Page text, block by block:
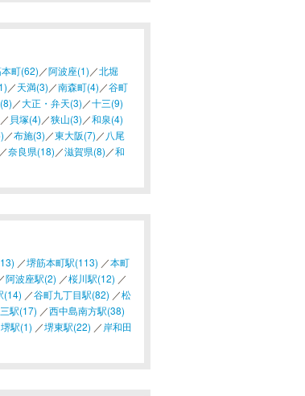
町(62) ／阿波座(1) ／北堀
／天満(3) ／南森町(4) ／谷町
／大正・弁天(3) ／十三(9)
／ 貝塚(4) ／狭山(3) ／和泉(4)
／布施(3) ／東大阪(7) ／ 八尾
／奈良県(18) ／滋賀県(8) ／和
／堺筋本町駅(113) ／本町
阿波座駅(2) ／桜川駅(12) ／
(14) ／谷町九丁目駅(82) ／松
駅(17) ／西中島南方駅(38)
堺駅(1) ／堺東駅(22) ／ 岸和田